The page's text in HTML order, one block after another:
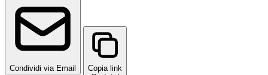
Condividi via Email
Copia link